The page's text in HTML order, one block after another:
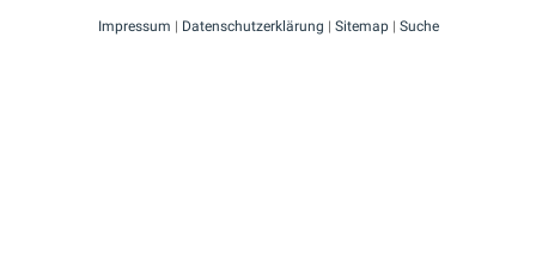
Impressum | Datenschutzerklärung | Sitemap| Suche